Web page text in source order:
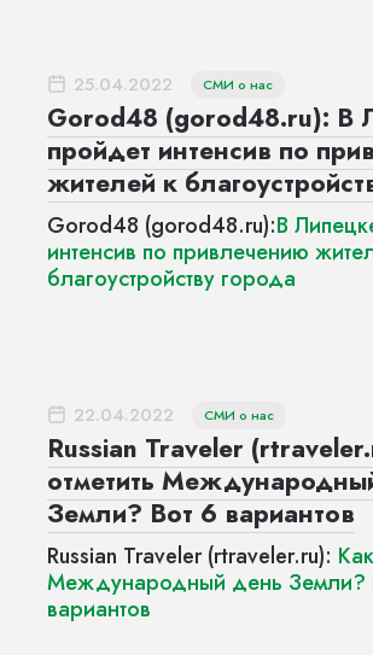
25.04.2022 СМИ о нас
Gorod48 (gorod48.ru): В
пройдет интенсив по
жителей к
Gorod48 (gorod48.ru):В
интенсив по привлечению
благоустройству города
22.04.2022 СМИ о нас
Russian Traveler
отметить
Земли? Вот 6 вариантов
Russian Traveler (rtraveler.ru):
Международный день Земли?
вариантов